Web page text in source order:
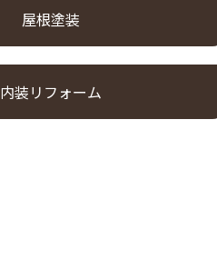
屋根塗装
内装リフォーム